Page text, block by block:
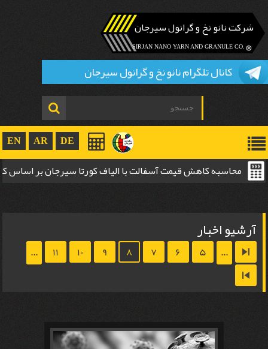
شرکت نانو نخ و گرانول سیرجان
.SIRJAN NANO YARN AND GRANULE CO
کانال تلگرام نانو نخ و گرانول سیرجان
EN AR DE
محاسبه کاهش قیمت آسفالت با الیاف کورتا سیرجان بر
آرشیو اخبار
...
5
6
7
8
9
10
11
...